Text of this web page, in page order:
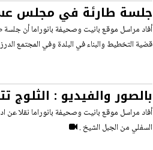
جلسة طارئة في مجلس
البلدات الدرزية
أفاد مراسل موقع بانيت وصحيفة بانوراما أن
قضية التخطيط والبناء في البلدة وفي المجتمع
بالصور والفيديو :
السفلي من الجبل الشيخ .